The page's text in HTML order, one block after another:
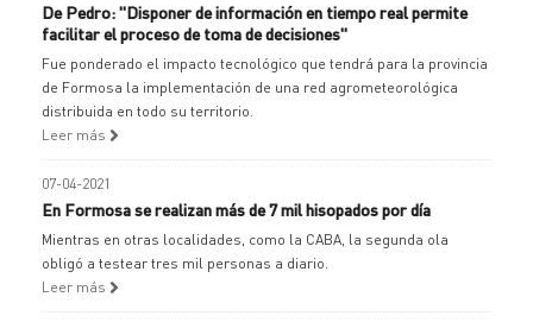
De Pedro: "Disponer de información en tiempo real permite
facilitar el proceso de toma de decisiones"
Fue ponderado el impacto tecnológico que tendrá para la provincia
de Formosa la implementación de una red agrometeorológica
distribuida en todo su territorio.
Leer más
07-04-2021
En Formosa se realizan más de 7 mil hisopados por día
Mientras en otras localidades, como la CABA, la segunda ola
obligó a testear tres mil personas a diario.
Leer más